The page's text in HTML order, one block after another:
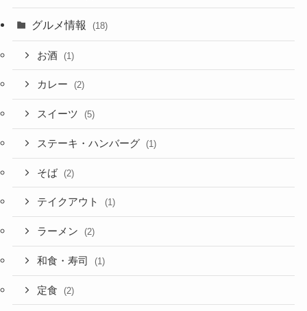
グルメ情報 (18)
お酒 (1)
カレー (2)
スイーツ (5)
ステーキ・ハンバーグ (1)
そば (2)
テイクアウト (1)
ラーメン (2)
和食・寿司 (1)
定食 (2)